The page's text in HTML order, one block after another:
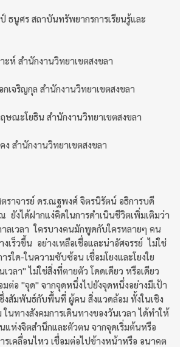
ธนูศร สถาบันทรัพยากรการเรียนรู้และ
ะห์ สำนักงานวิทยาเขตสงขลา
เจริญกุล สำนักงานวิทยาเขตสงขลา
ษณะโยธิน สำนักงานวิทยาเขตสงขลา
สำนักงานวิทยาเขตสงขลา
ราจารย์ ดร.ณฐพงศ์ จิตรนิรัตน์ อธิการบดี
ยังได้ฝากแง่คิดในการดำเนินชีวิตเพิ่มเติมว่า
าลเวลา ใครบางคนมักพูดกับใครหลายๆ คน
งเร็วขึ้น อย่างเหลือเชื่อและน่าอัศจรรย์ ไม่ใช่
รใด-ในความซับซ้อน เชื่อมโยงและโยงใย
วลา" ไม่ใช่สิ่งที่ตายตัว โดดเดียว หรือเดียว
ต่อ "จุด" จากจุดหนึ่งไปยังจุดหนึ่งอย่างมีเป้า
สัมพันธ์กับพื้นที่ ผู้คน สิ่งแวดล้อม ทั้งในเชิง
นทางสังคมการเดินทางของวันเวลา ได้ทำให้
แห่งจิตสำนึกและตัวตน จากจุดเริ่มต้นหรือ
รเคลื่อนไหว เชื่อมต่อไปข้างหน้าหรือ อนาคต